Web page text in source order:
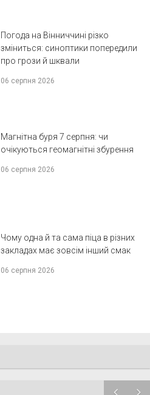
Погода на Вінниччині різко
зміниться: синоптики попередили
про грози й шквали
06 серпня 2026
Магнітна буря 7 серпня: чи
очікуються геомагнітні збурення
06 серпня 2026
Чому одна й та сама піца в різних
закладах має зовсім інший смак
06 серпня 2026